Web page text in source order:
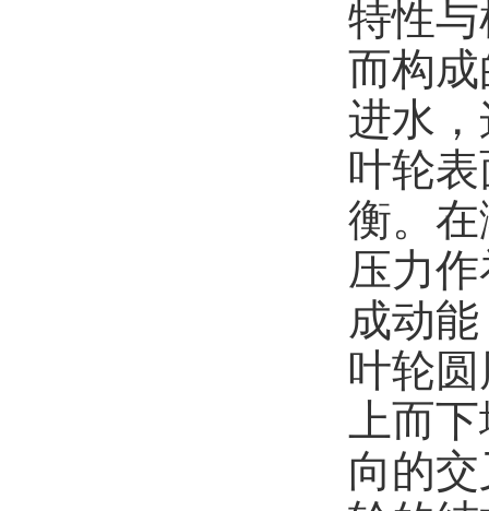
特性
而构
进水
叶轮
衡。
压力
成动
叶轮
上而
向的